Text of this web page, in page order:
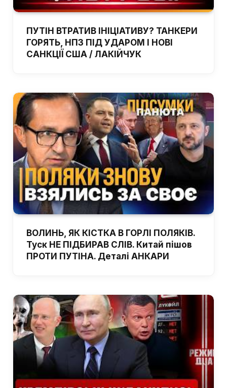
ПУТІН ВТРАТИВ ІНІЦІАТИВУ? ТАНКЕРИ
ГОРЯТЬ, НПЗ ПІД УДАРОМ І НОВІ
САНКЦІЇ США / ЛАКІЙЧУК
ВОЛИНЬ, ЯК КІСТКА В ГОРЛІ ПОЛЯКІВ.
Туск НЕ ПІДБИРАВ СЛІВ. Китай пішов
ПРОТИ ПУТІНА. Деталі АНКАРИ